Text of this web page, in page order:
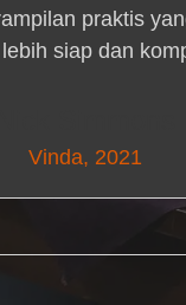
praktis
siap dan
Vinda, 2021